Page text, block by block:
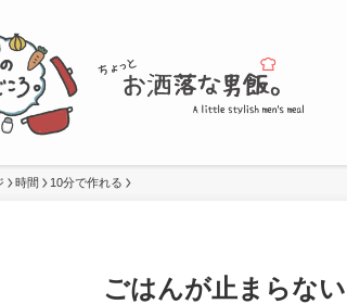
時間 10分で作れる
ごはんが止まらな